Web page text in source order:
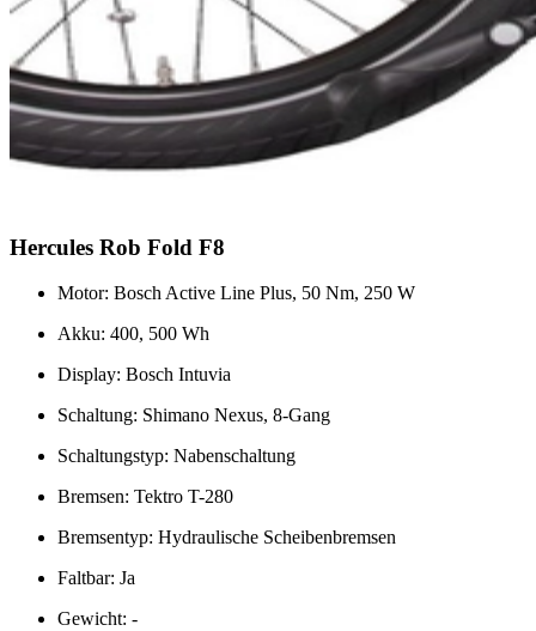
Hercules Rob Fold F8
Motor: Bosch Active Line Plus, 50 Nm, 250 W
Akku: 400, 500 Wh
Display: Bosch Intuvia
Schaltung: Shimano Nexus, 8-Gang
Schaltungstyp: Nabenschaltung
Bremsen: Tektro T-280
Bremsentyp: Hydraulische Scheibenbremsen
Faltbar: Ja
Gewicht: -